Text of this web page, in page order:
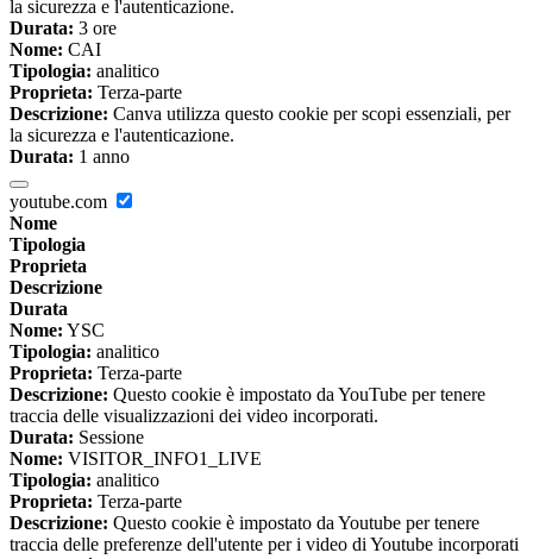
la sicurezza e l'autenticazione.
Durata: 3 ore
Nome: CAI
Tipologia: analitico
Proprieta: Terza-parte
Descrizione: Canva utilizza questo cookie per scopi essenziali, per
la sicurezza e l'autenticazione.
Durata: 1 anno
youtube.com
Nome
Tipologia
Proprieta
Descrizione
Durata
Nome: YSC
Tipologia: analitico
Proprieta: Terza-parte
Descrizione: Questo cookie è impostato da YouTube per tenere
traccia delle visualizzazioni dei video incorporati.
Durata: Sessione
Nome: VISITOR_INFO1_LIVE
Tipologia: analitico
Proprieta: Terza-parte
Descrizione: Questo cookie è impostato da Youtube per tenere
traccia delle preferenze dell'utente per i video di Youtube incorporati